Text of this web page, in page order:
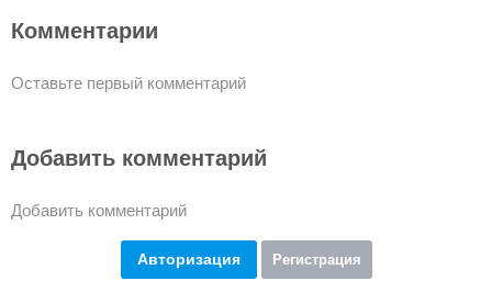
Комментарии
Оставьте первый комментарий
Добавить комментарий
Добавить комментарий
Авторизация Регистрация